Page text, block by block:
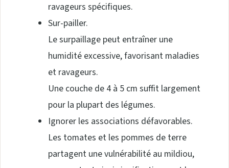
ravageurs spécifiques.
Sur-pailler.
Le surpaillage peut entraîner une
humidité excessive, favorisant maladies
et ravageurs.
Une couche de 4 à 5 cm suffit largement
pour la plupart des légumes.
Ignorer les associations défavorables.
Les tomates et les pommes de terre
partagent une vulnérabilité au mildiou,